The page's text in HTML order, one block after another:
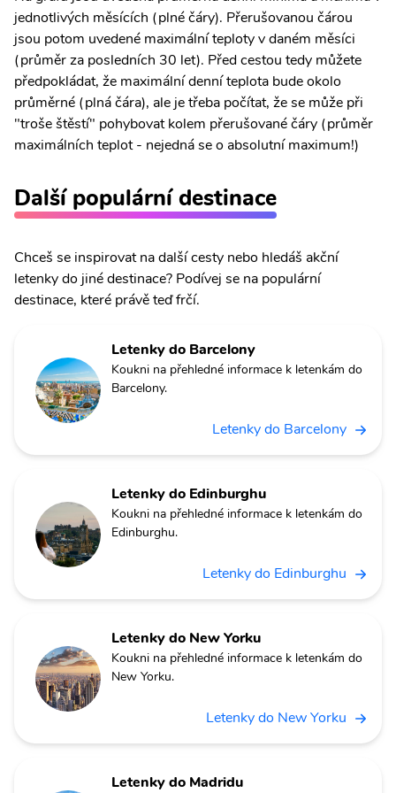
jednotlivých měsících (plné čáry). Přerušovanou čárou
jsou potom uvedené maximální teploty v daném měsíci
(průměr za posledních 30 let). Před cestou tedy můžete
předpokládat, že maximální denní teplota bude okolo
průměrné (plná čára), ale je třeba počítat, že se může při
"troše štěstí" pohybovat kolem přerušované čáry (průměr
maximálních teplot - nejedná se o absolutní maximum!)
Další populární destinace
Chceš se inspirovat na další cesty nebo hledáš akční
letenky do jiné destinace? Podívej se na populární
destinace, které právě teď frčí.
Letenky do Barcelony
Koukni na přehledné informace k letenkám do
Barcelony.
Letenky do Barcelony
Letenky do Edinburghu
Koukni na přehledné informace k letenkám do
Edinburghu.
Letenky do Edinburghu
Letenky do New Yorku
Koukni na přehledné informace k letenkám do
New Yorku.
Letenky do New Yorku
Letenky do Madridu